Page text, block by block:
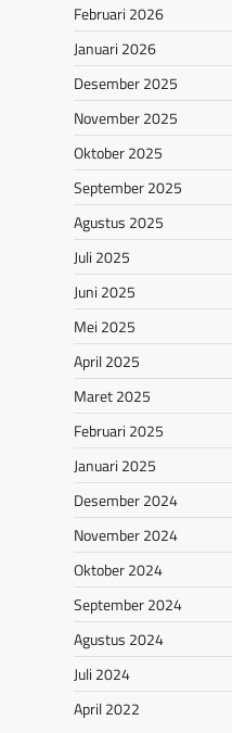
Februari 2026
Januari 2026
Desember 2025
November 2025
Oktober 2025
September 2025
Agustus 2025
Juli 2025
Juni 2025
Mei 2025
April 2025
Maret 2025
Februari 2025
Januari 2025
Desember 2024
November 2024
Oktober 2024
September 2024
Agustus 2024
Juli 2024
April 2022